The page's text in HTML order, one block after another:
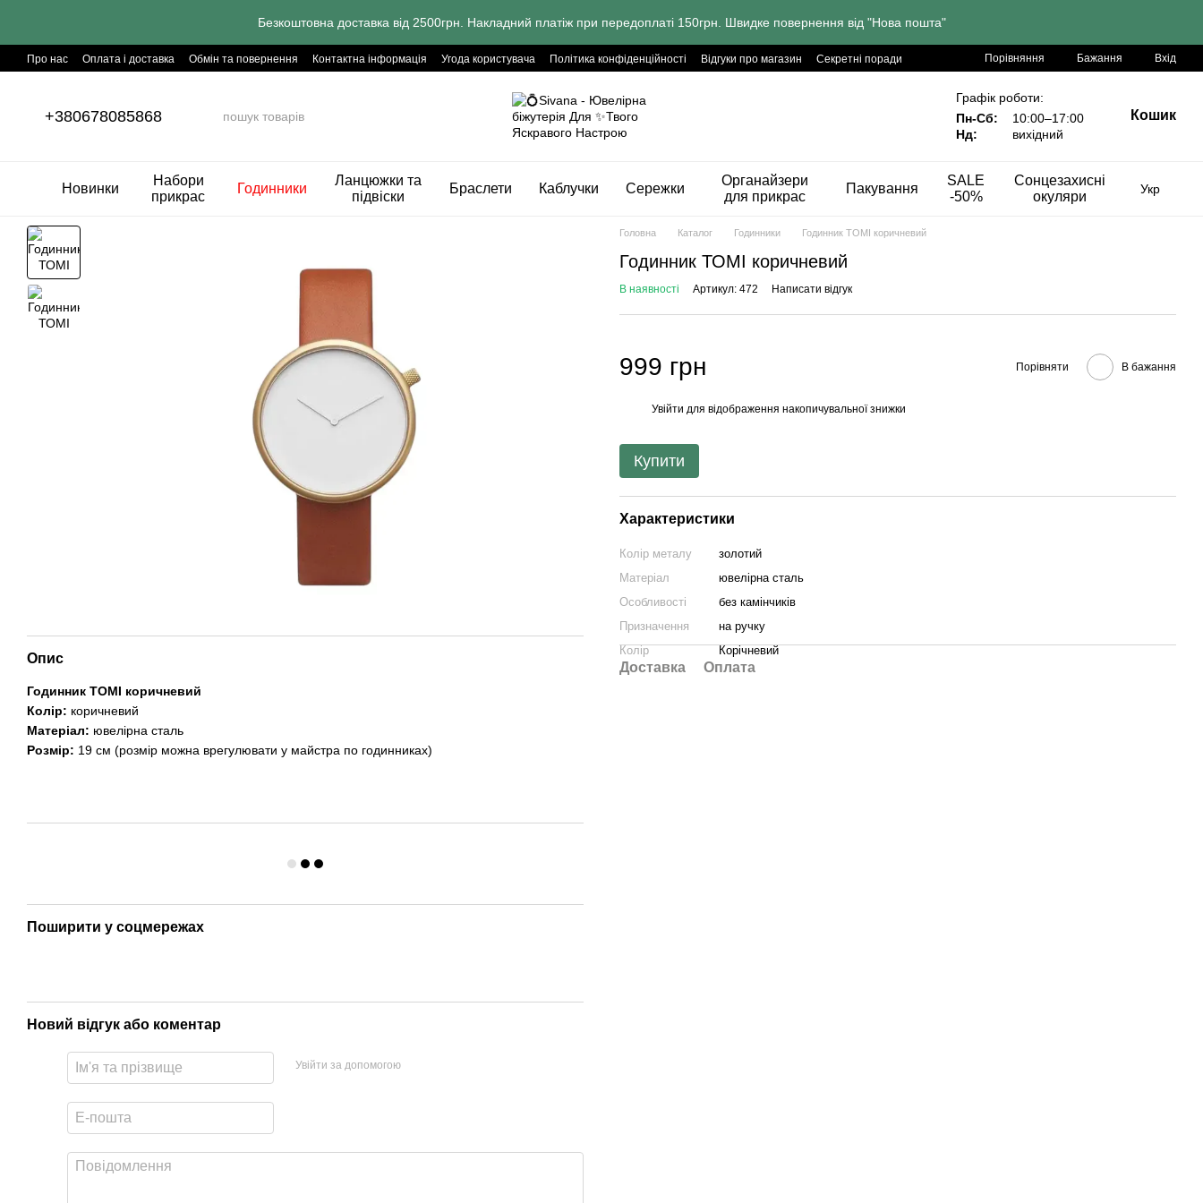
Безкоштовна доставка від 2500грн. Накладний платіж при передоплаті 150грн. Швидке повернення від "Нова пошта"
Про нас Оплата і доставка Обмін та повернення Контактна інформація Угода користувача Політика конфіденційності Відгуки про магазин Секретні поради Порівняння Бажання Вхід
+380678085868
Графік роботи:
Пн-Сб:
10:00–17:00
Нд:
вихідний
Кошик
Новинки
Набори
прикрас
Годинники
Ланцюжки та
підвіски
Браслети Каблучки Сережки
Органайзери
для прикрас
Пакування
SALE
-50%
Сонцезахисні
окуляри
Укр
Опис
Годинник ТОМІ коричневий
Колір: коричневий
Матеріал: ювелірна сталь
Розмір: 19 см (розмір можна врегулювати у майстра по годинниках)
Поширити у соцмережах
Новий відгук або коментар
Увійти за допомогою
Головна Каталог Годинники Годинник ТОМІ коричневий
Годинник ТОМІ коричневий
В наявності Артикул: 472 Написати відгук
999 грн Порівняти В бажання
Увійти для відображення накопичувальної знижки
Купити
Характеристики
Колір металу
золотий
Матеріал
ювелірна сталь
Особливості
без камінчиків
Призначення
на ручку
Колір
Корічневий
Доставка Оплата